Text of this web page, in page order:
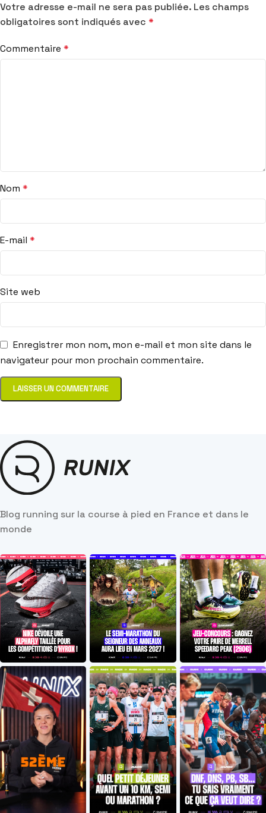
Votre adresse e-mail ne sera pas publiée. Les champs
obligatoires sont indiqués avec *
Commentaire *
Nom *
E-mail *
Site web
Enregistrer mon nom, mon e-mail et mon site dans le
navigateur pour mon prochain commentaire.
Blog running sur la course à pied en France et dans le
monde